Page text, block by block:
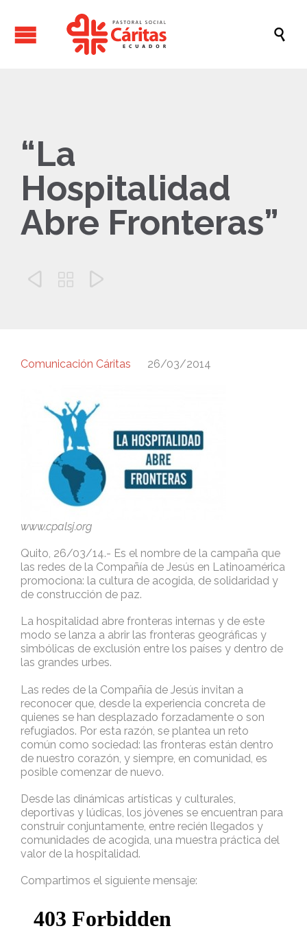

“La
Hospitalidad
Abre Fronteras”
  
Comunicación Cáritas 26/03/2014
www.cpalsj.org
Quito, 26/03/14.- Es el nombre de la campaña que
las redes de la Compañía de Jesús en Latinoamérica
promociona: la cultura de acogida, de solidaridad y
de construcción de paz.
La hospitalidad abre fronteras internas y de este
modo se lanza a abrir las fronteras geográficas y
simbólicas de exclusión entre los países y dentro de
las grandes urbes.
Las redes de la Compañía de Jesús invitan a
reconocer que, desde la experiencia concreta de
quienes se han desplazado forzadamente o son
refugiados. Por esta razón, se plantea un reto
común como sociedad: las fronteras están dentro
de nuestro corazón, y siempre, en comunidad, es
posible comenzar de nuevo.
Desde las dinámicas artísticas y culturales,
deportivas y lúdicas, los jóvenes se encuentran para
construir conjuntamente, entre recién llegados y
comunidades de acogida, una muestra práctica del
valor de la hospitalidad.
Compartimos el siguiente mensaje: